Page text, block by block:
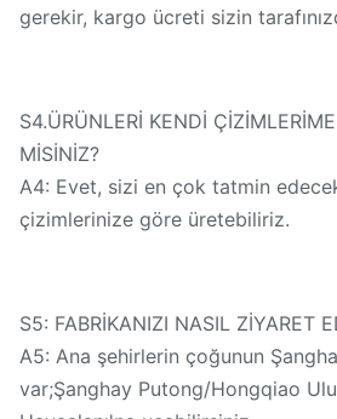
gerekir, kargo ücreti sizin
S4.ÜRÜNLERİ KENDİ
MİSİNİZ?
A4: Evet, sizi en çok tatmin
çizimlerinize göre üretebiliriz.
S5: FABRİKANIZI NASIL ZİYARET
A5: Ana şehirlerin çoğunun
var;Şanghay Putong/Hongqiao